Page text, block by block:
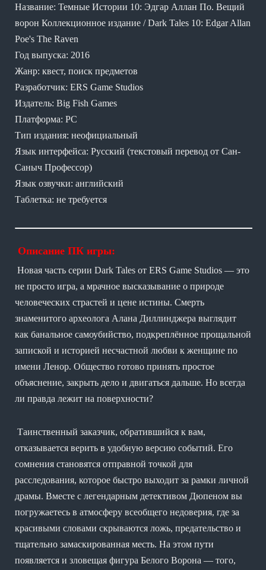
Название: Темные Истории 10: Эдгар Аллан По. Вещий
ворон Коллекционное издание / Dark Tales 10: Edgar Allan
Poe's The Raven
Год выпуска: 2016
Жанр: квест, поиск предметов
Разработчик: ERS Game Studios
Издатель: Big Fish Games
Платформа: PC
Тип издания: неофициальный
Язык интерфейса: Русский (текстовый перевод от Сан-
Саныч Профессор)
Язык озвучки: английский
Таблетка: не требуется
Описание ПК игры:
Новая часть серии Dark Tales от ERS Game Studios — это
не просто игра, а мрачное высказывание о природе
человеческих страстей и цене истины. Смерть
знаменитого археолога Алана Диллинджера выглядит
как банальное самоубийство, подкреплённое прощальной
запиской и историей несчастной любви к женщине по
имени Ленор. Общество готово принять простое
объяснение, закрыть дело и двигаться дальше. Но всегда
ли правда лежит на поверхности?
Таинственный заказчик, обратившийся к вам,
отказывается верить в удобную версию событий. Его
сомнения становятся отправной точкой для
расследования, которое быстро выходит за рамки личной
драмы. Вместе с легендарным детективом Дюпеном вы
погружаетесь в атмосферу всеобщего недоверия, где за
красивыми словами скрываются ложь, предательство и
тщательно замаскированная месть. На этом пути
появляется и зловещая фигура Белого Ворона — того,